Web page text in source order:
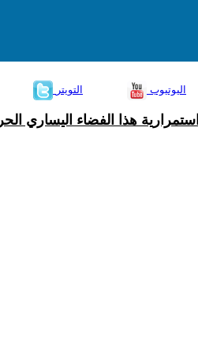
التويتر اليوتيوب
هذا الفضاء اليساري الحر